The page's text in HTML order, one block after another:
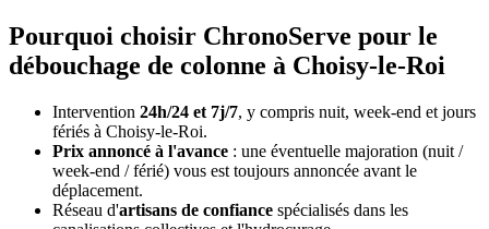
Pourquoi choisir ChronoServe pour le
débouchage de colonne à Choisy-le-Roi
Intervention 24h/24 et 7j/7, y compris nuit, week-end et jours
fériés à Choisy-le-Roi.
Prix annoncé à l'avance : une éventuelle majoration (nuit /
week-end / férié) vous est toujours annoncée avant le
déplacement.
Réseau d'artisans de confiance spécialisés dans les